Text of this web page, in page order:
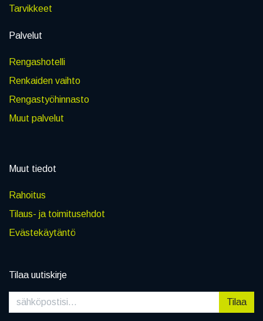
Tarvikkeet
Palvelut
Rengashotelli
Renkaiden vaihto
Rengastyöhinnasto
Muut palvelut
Muut tiedot
Rahoitus
Tilaus- ja toimitusehdot
Evästekäytäntö
Tilaa uutiskirje
Tilaa